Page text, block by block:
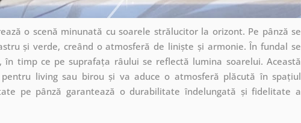
o scenă minunată cu soarele strălucitor la orizont. Pe pânză se
și verde, creând o atmosferă de liniște și armonie. În fundal se
în timp ce pe suprafața râului se reflectă lumina soarelui. Această
living sau birou și va aduce o atmosferă plăcută în spațiul
pe pânză garantează o durabilitate îndelungată și fidelitate a